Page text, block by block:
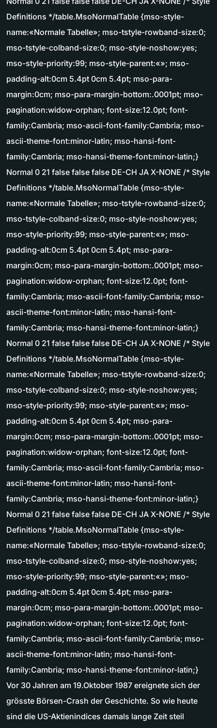
Definitions */table.MsoNormalTable {mso-style-
name:«Normale Tabelle»; mso-tstyle-rowband-size:0;
mso-tstyle-colband-size:0; mso-style-noshow:yes;
mso-style-priority:99; mso-style-parent:«»; mso-
padding-alt:0cm 5.4pt 0cm 5.4pt; mso-para-
margin:0cm; mso-para-margin-bottom:.0001pt; mso-
pagination:widow-orphan; font-size:12.0pt; font-
family:Cambria; mso-ascii-font-family:Cambria; mso-
ascii-theme-font:minor-latin; mso-hansi-font-
family:Cambria; mso-hansi-theme-font:minor-latin;}
Normal 0 21 false false false DE-CH JA X-NONE /* Style
Definitions */table.MsoNormalTable {mso-style-
name:«Normale Tabelle»; mso-tstyle-rowband-size:0;
mso-tstyle-colband-size:0; mso-style-noshow:yes;
mso-style-priority:99; mso-style-parent:«»; mso-
padding-alt:0cm 5.4pt 0cm 5.4pt; mso-para-
margin:0cm; mso-para-margin-bottom:.0001pt; mso-
pagination:widow-orphan; font-size:12.0pt; font-
family:Cambria; mso-ascii-font-family:Cambria; mso-
ascii-theme-font:minor-latin; mso-hansi-font-
family:Cambria; mso-hansi-theme-font:minor-latin;}
Normal 0 21 false false false DE-CH JA X-NONE /* Style
Definitions */table.MsoNormalTable {mso-style-
name:«Normale Tabelle»; mso-tstyle-rowband-size:0;
mso-tstyle-colband-size:0; mso-style-noshow:yes;
mso-style-priority:99; mso-style-parent:«»; mso-
padding-alt:0cm 5.4pt 0cm 5.4pt; mso-para-
margin:0cm; mso-para-margin-bottom:.0001pt; mso-
pagination:widow-orphan; font-size:12.0pt; font-
family:Cambria; mso-ascii-font-family:Cambria; mso-
ascii-theme-font:minor-latin; mso-hansi-font-
family:Cambria; mso-hansi-theme-font:minor-latin;}
Normal 0 21 false false false DE-CH JA X-NONE /* Style
Definitions */table.MsoNormalTable {mso-style-
name:«Normale Tabelle»; mso-tstyle-rowband-size:0;
mso-tstyle-colband-size:0; mso-style-noshow:yes;
mso-style-priority:99; mso-style-parent:«»; mso-
padding-alt:0cm 5.4pt 0cm 5.4pt; mso-para-
margin:0cm; mso-para-margin-bottom:.0001pt; mso-
pagination:widow-orphan; font-size:12.0pt; font-
family:Cambria; mso-ascii-font-family:Cambria; mso-
ascii-theme-font:minor-latin; mso-hansi-font-
family:Cambria; mso-hansi-theme-font:minor-latin;}
Vor 30 Jahren am 19.Oktober 1987 ereignete sich der
grösste Börsen-Crash der Geschichte. So wie heute
sind die US-Aktienindices damals lange Zeit steil